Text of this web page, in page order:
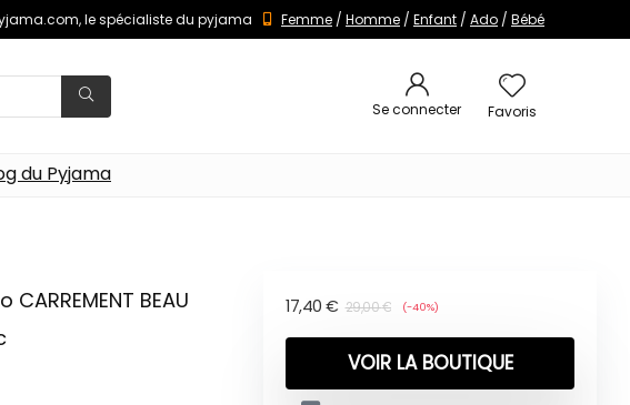
le spécialiste du pyjama Femme / Homme / Enfant / Ado / Bébé
Se connecter Favoris
du Pyjama
BEAU
29,00€
17,40 € (-40%)
VOIR LA BOUTIQUE